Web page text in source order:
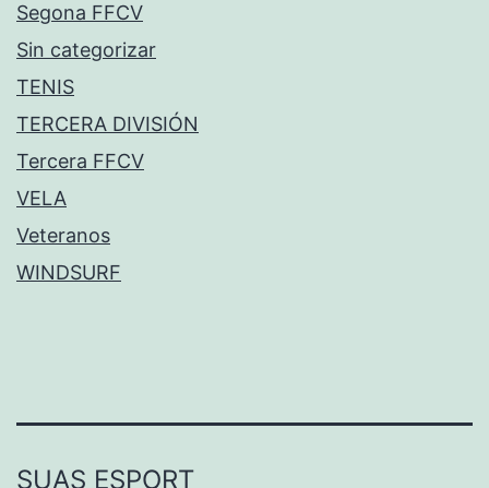
Segona FFCV
Sin categorizar
TENIS
TERCERA DIVISIÓN
Tercera FFCV
VELA
Veteranos
WINDSURF
SUAS ESPORT